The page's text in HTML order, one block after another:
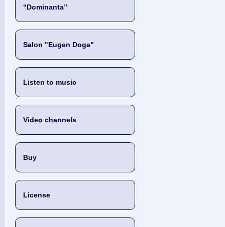
“Dominanta”
Salon "Eugen Doga"
Listen to music
Video channels
Buy
License